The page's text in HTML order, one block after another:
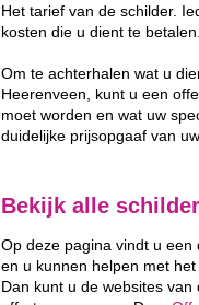
Het tarief van de schilder.
kosten die u dient te betalen.
Om te achterhalen wat u
Heerenveen, kunt u een
moet worden en wat uw
duidelijke prijsopgaaf van
Bekijk alle
Op deze pagina vindt u een
en u kunnen helpen met
Dan kunt u de websites